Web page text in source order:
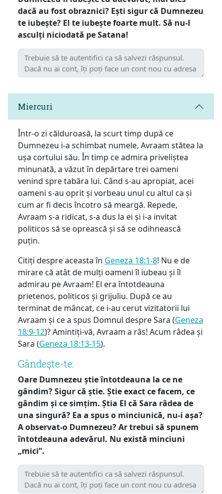
dacă au fost obraznici? Ești sigur că Dumnezeu
te iubește? El te iubește foarte mult. Să nu-l
asculți niciodată pe Satana!
Miercuri
Într-o zi călduroasă, la scurt timp după ce
Dumnezeu i-a schimbat numele, Avraam stătea la
ușa cortului său. În timp ce admira priveliștea
minunată, a văzut în depărtare trei oameni
venind spre tabăra lui. Când s-au apropiat, acei
oameni s-au oprit și vorbeau unul cu altul ca și
cum ar fi decis încotro să meargă. Repede,
Avraam s-a ridicat, s-a dus la ei și i-a invitat
politicos să se oprească și să se odihnească
puțin.
Citiți despre aceasta în Geneza 18:1-8! Nu e de
mirare că atât de mulți oameni îl iubeau și îl
admirau pe Avraam! El era întotdeauna
prietenos, politicos și grijuliu. După ce au
terminat de mâncat, ce i-au cerut vizitatorii lui
Avraam și ce a spus Domnul despre Sara (Geneza
18:9-12)? Amintiți-vă, Avraam a râs! Acum râdea și
Sara (Geneza 18:13-15).
Gândeşte-te:
Oare Dumnezeu știe întotdeauna la ce ne
gândim? Sigur că știe. Știe exact ce facem, ce
gândim și ce simțim. Știa El că Sara râdea de
una singură? Ea a spus o minciunică, nu-i așa?
A observat-o Dumnezeu? Ar trebui să spunem
întotdeauna adevărul. Nu există minciuni
„mici”.